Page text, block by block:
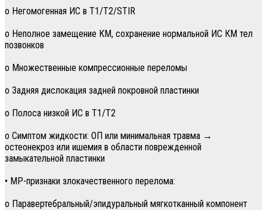
о Негомогенная ИС в T1/T2/STIR
о Неполное замещение КМ, сохранение нормальной ИС КМ тел
позвонков
о Множественные компрессионные переломы
о Задняя дислокация задней покровной пластинки
о Полоса низкой ИС в Т1/Т2
о Симптом жидкости: ОП или минимальная травма →
остеонекроз или ишемия в области поврежденной
замыкательной пластинки
• МР-признаки злокачественного перелома:
о Паравертебральный/эпидуральный мягкотканный компонент